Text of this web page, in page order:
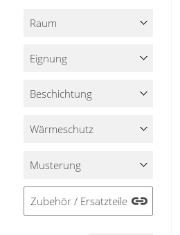
Raum
Eignung
Beschichtung
Wärmeschutz
Musterung
Zubehör / Ersatzteile